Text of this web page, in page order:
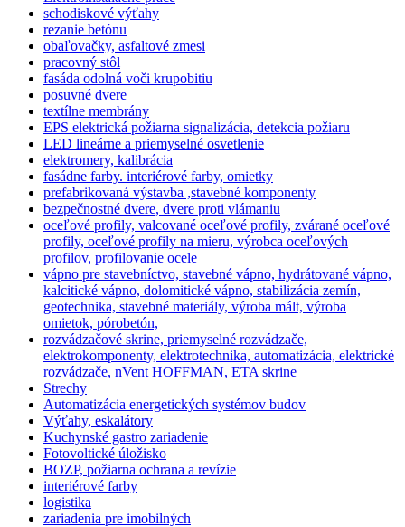
schodiskové výťahy
rezanie betónu
obaľovačky, asfaltové zmesi
pracovný stôl
fasáda odolná voči krupobitiu
posuvné dvere
textílne membrány
EPS elektrická požiarna signalizácia, detekcia požiaru
LED lineárne a priemyselné osvetlenie
elektromery, kalibrácia
fasádne farby. interiérové farby, omietky
prefabrikovaná výstavba ,stavebné komponenty
bezpečnostné dvere, dvere proti vlámaniu
oceľové profily, valcované oceľové profily, zvárané oceľové
profily, oceľové profily na mieru, výrobca oceľových
profilov, profilovanie ocele
vápno pre stavebníctvo, stavebné vápno, hydrátované vápno,
kalcitické vápno, dolomitické vápno, stabilizácia zemín,
geotechnika, stavebné materiály, výroba mált, výroba
omietok, pórobetón,
rozvádzačové skrine, priemyselné rozvádzače,
elektrokomponenty, elektrotechnika, automatizácia, elektrické
rozvádzače, nVent HOFFMAN, ETA skrine
Strechy
Automatizácia energetických systémov budov
Výťahy, eskalátory
Kuchynské gastro zariadenie
Fotovoltické úložisko
BOZP, požiarna ochrana a revízie
interiérové farby
logistika
zariadenia pre imobilných